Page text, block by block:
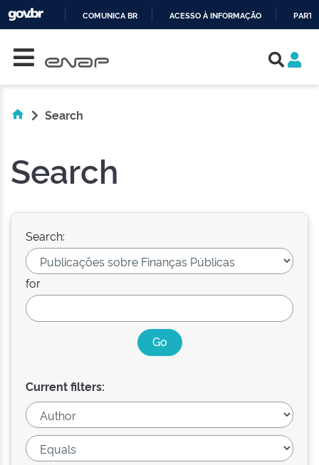
COMUNICA BR ACESSO À INFORMAÇÃO
Search
Search
Search:
for
Current filters: